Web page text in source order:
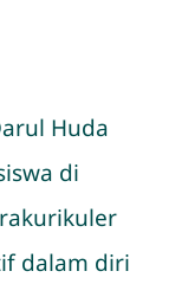
Huda
di
dalam diri